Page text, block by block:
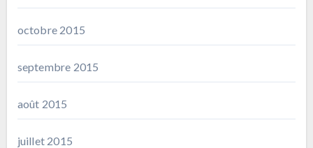
octobre 2015
septembre 2015
août 2015
juillet 2015